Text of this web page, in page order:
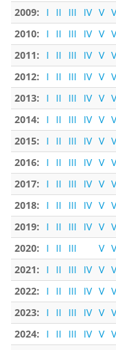
2009:
I II III IV V
2010:
I II III IV V
2011:
I II III IV V
2012:
I II III IV V
2013:
I II III IV V
2014:
I II III IV V
2015:
I II III IV V
2016:
I II III IV V
2017:
I II III IV V
2018:
I II III IV V
2019:
I II III IV V
2020:
I II III V
2021:
I II III IV V
2022:
I II III IV V
2023:
I II III IV V
2024:
I II III IV V